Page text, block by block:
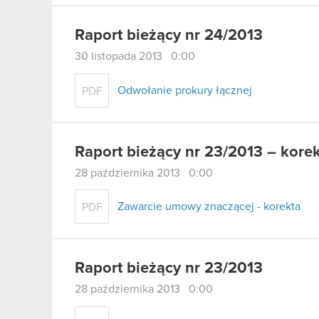
Raport bieżący nr 24/2013
30 listopada 2013 0:00
PDF Odwołanie prokury łącznej
Raport bieżący nr 23/2013 –
28 października 2013 0:00
PDF Zawarcie umowy znaczącej - korekta
Raport bieżący nr 23/2013
28 października 2013 0:00